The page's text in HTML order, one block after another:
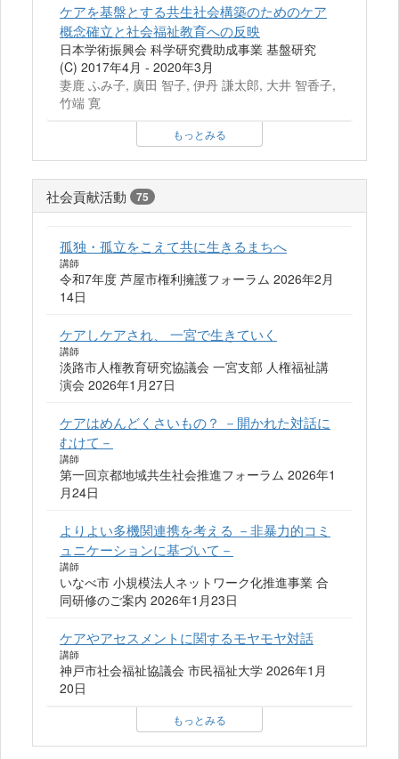
ケアを基盤とする共生社会構築のためのケア
概念確立と社会福祉教育への反映
日本学術振興会 科学研究費助成事業 基盤研究
(C) 2017年4月 - 2020年3月
妻鹿 ふみ子, 廣田 智子, 伊丹 謙太郎, 大井 智香子,
竹端 寛
もっとみる
社会貢献活動 75
孤独・孤立をこえて共に生きるまちへ
講師
令和7年度 芦屋市権利擁護フォーラム 2026年2月
14日
ケアしケアされ、 一宮で生きていく
講師
淡路市人権教育研究協議会 一宮支部 人権福祉講
演会 2026年1月27日
ケアはめんどくさいもの？ －開かれた対話に
むけて－
講師
第一回京都地域共生社会推進フォーラム 2026年1
月24日
よりよい多機関連携を考える －非暴力的コミ
ュニケーションに基づいて－
講師
いなべ市 小規模法人ネットワーク化推進事業 合
同研修のご案内 2026年1月23日
ケアやアセスメントに関するモヤモヤ対話
講師
神戸市社会福祉協議会 市民福祉大学 2026年1月
20日
もっとみる